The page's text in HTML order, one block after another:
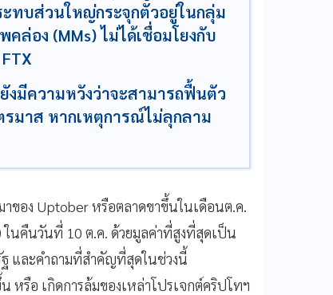
ะทบส่วนใหญ่กระจุกตัวอยู่ในกลุ่ม
ล่อง (MMs) ไม่ได้เชื่อมโยงกับ
มีความหวังว่าจะสามารถฟื้นตัว
มาส หากเหตุการณ์ไม่ลุกลาม
ของ Uptober หรือตลาดขาขึ้นในเดือนต.ค.
นคืนวันที่ 10 ต.ค. ด้วยมูลค่าที่สูงที่สุดเป็น
และคำถามที่สำคัญที่สุดในช่วงนี้
หรือ เกิดการล้มของเหล่าโปรเจกต์คริปโทฯ